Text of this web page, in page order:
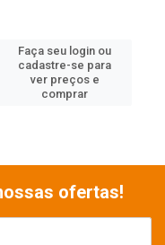
Faça seu login ou
cadastre-se para
ver preços e
comprar
ofertas!